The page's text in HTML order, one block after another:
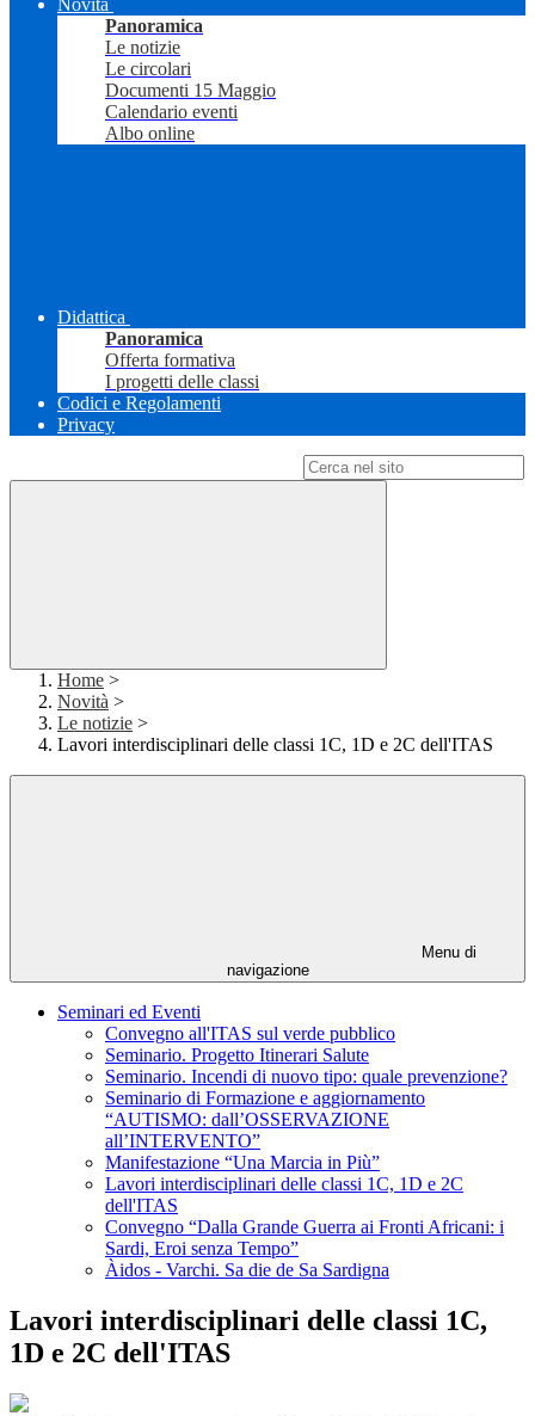
Novità
Panoramica
Le notizie
Le circolari
Documenti 15 Maggio
Calendario eventi
Albo online
Didattica
Panoramica
Offerta formativa
I progetti delle classi
Codici e Regolamenti
Privacy
Home >
Novità >
Le notizie >
Lavori interdisciplinari delle classi 1C, 1D e 2C dell'ITAS
Menu di
navigazione
Seminari ed Eventi
Convegno all'ITAS sul verde pubblico
Seminario. Progetto Itinerari Salute
Seminario. Incendi di nuovo tipo: quale prevenzione?
Seminario di Formazione e aggiornamento
“AUTISMO: dall’OSSERVAZIONE
all’INTERVENTO”
Manifestazione “Una Marcia in Più”
Lavori interdisciplinari delle classi 1C, 1D e 2C
dell'ITAS
Convegno “Dalla Grande Guerra ai Fronti Africani: i
Sardi, Eroi senza Tempo”
Àidos - Varchi. Sa die de Sa Sardigna
Lavori interdisciplinari delle classi 1C,
1D e 2C dell'ITAS